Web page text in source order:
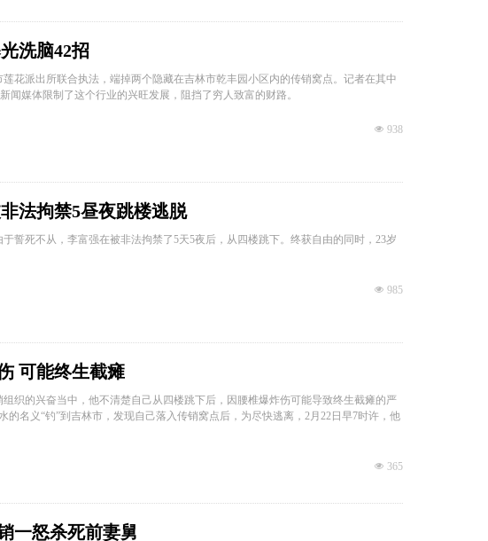
洗脑42招
花派出所联合执法，端掉两个隐藏在吉林市乾丰园小区内的传销窝点。记者在其中
闻媒体限制了这个行业的兴旺发展，阻挡了穷人致富的财路。
넶 938
法拘禁5昼夜跳楼逃脱
誓死不从，李富强在被非法拘禁了5天5夜后，从四楼跳下。终获自由的同时，23岁
넶 985
可能终生截瘫
织的兴奋当中，他不清楚自己从四楼跳下后，因腰椎爆炸伤可能导致终生截瘫的严
名义“钓”到吉林市，发现自己落入传销窝点后，为尽快逃离，2月22日早7时许，他
넶 365
一怒杀死前妻舅